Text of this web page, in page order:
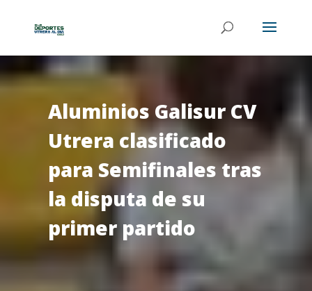
Aluminios Galisur CV
Utrera clasificado
para Semifinales tras
la disputa de su
primer partido